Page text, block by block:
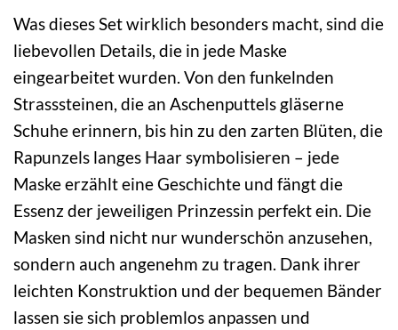
Was dieses Set wirklich besonders macht, sind die
liebevollen Details, die in jede Maske
eingearbeitet wurden. Von den funkelnden
Strasssteinen, die an Aschenputtels gläserne
Schuhe erinnern, bis hin zu den zarten Blüten, die
Rapunzels langes Haar symbolisieren – jede
Maske erzählt eine Geschichte und fängt die
Essenz der jeweiligen Prinzessin perfekt ein. Die
Masken sind nicht nur wunderschön anzusehen,
sondern auch angenehm zu tragen. Dank ihrer
leichten Konstruktion und der bequemen Bänder
lassen sie sich problemlos anpassen und